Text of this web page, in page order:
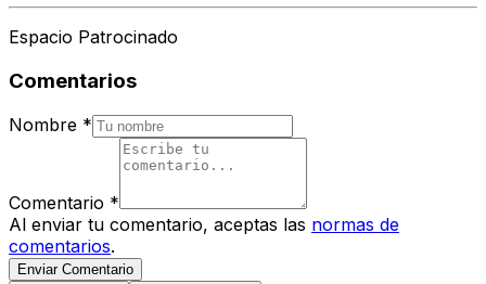
Espacio Patrocinado
Comentarios
Nombre *
Comentario *
Al enviar tu comentario, aceptas las normas de
comentarios.
Enviar Comentario